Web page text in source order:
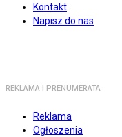
Kontakt
Napisz do nas
REKLAMA I PRENUMERATA
Reklama
Ogłoszenia